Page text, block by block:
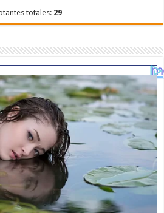
totales: 29